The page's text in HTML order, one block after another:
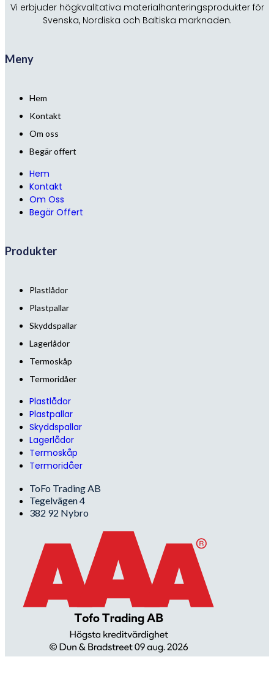
Vi erbjuder högkvalitativa materialhanteringsprodukter för
Svenska, Nordiska och Baltiska marknaden.
Meny
Hem
Kontakt
Om oss
Begär offert
Hem
Kontakt
Om Oss
Begär Offert
Produkter
Plastlådor
Plastpallar
Skyddspallar
Lagerlådor
Termoskåp
Termoridåer
Plastlådor
Plastpallar
Skyddspallar
Lagerlådor
Termoskåp
Termoridåer
ToFo Trading AB
Tegelvägen 4
382 92 Nybro